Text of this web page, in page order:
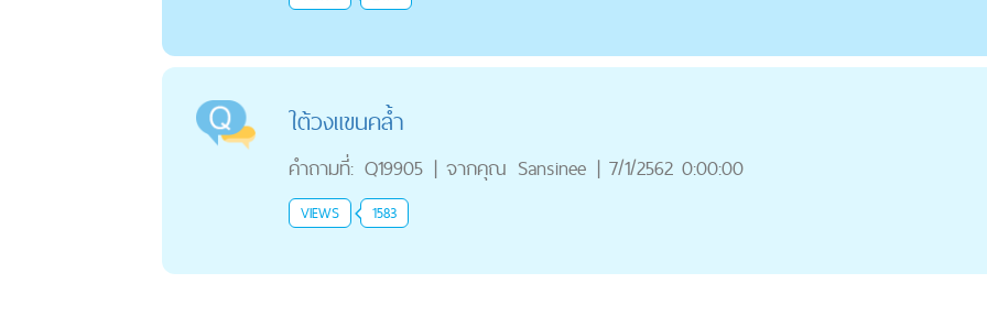
ใต้วงแขนคล้ำ
คำถามที่: Q19905 | จากคุณ Sansinee | 7/1/2562 0:00:00
VIEWS 1583